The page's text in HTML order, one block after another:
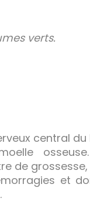
verts.
central du
de
et